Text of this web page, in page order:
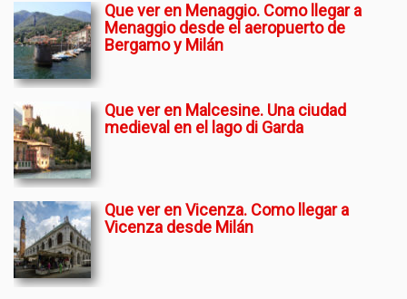
Que ver en Menaggio. Como llegar a
Menaggio desde el aeropuerto de
Bergamo y Milán
Que ver en Malcesine. Una ciudad
medieval en el lago di Garda
Que ver en Vicenza. Como llegar a
Vicenza desde Milán